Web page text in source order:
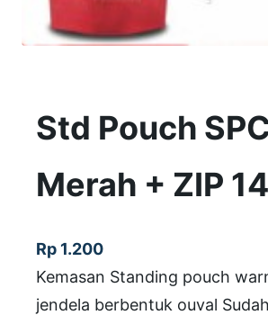
Std Pouch
Merah + ZIP
Rp 1.200
Kemasan Standing pouch
jendela berbentuk ouval